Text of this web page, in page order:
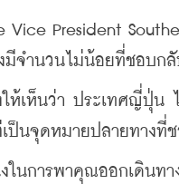
President
จำนวนไม่น้อยที่ชอบก
ห็นว่า ประเทศญี่ปุ่น
ป็นจุดหมายปลายทางที่
การพาคุณออกเดินท